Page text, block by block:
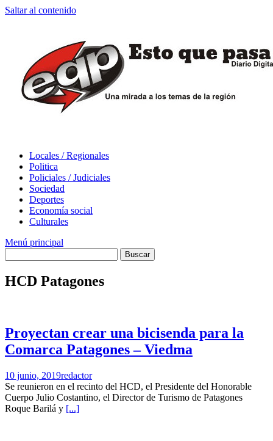
Saltar al contenido
Locales / Regionales
Politica
Policiales / Judiciales
Sociedad
Deportes
Economía social
Culturales
Menú principal
HCD Patagones
Proyectan crear una bicisenda para la
Comarca Patagones – Viedma
10 junio, 2019redactor
Se reunieron en el recinto del HCD, el Presidente del Honorable
Cuerpo Julio Costantino, el Director de Turismo de Patagones
Roque Barilá y [...]